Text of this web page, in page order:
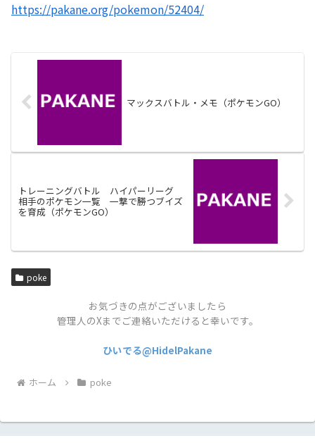
https://pakane.org/pokemon/52404/
マックスバトル・メモ（ポケモンGO）
トレーニングバトル ハイパーリーグ
相手のポケモン一覧 一撃で勝つブイズ
を育成（ポケモンGO）
poke
お気づきの点がございましたら
管理人のXまでご連絡いただけると幸いです。
ひいでる@HidelPakane
ホーム poke